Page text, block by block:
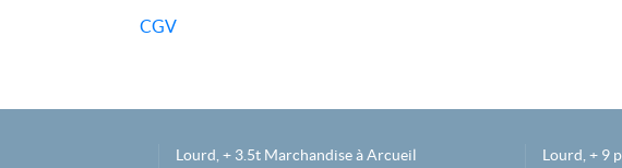
CGV
Lourd, + 3.5t Marchandise à Arcueil Lourd, + 9